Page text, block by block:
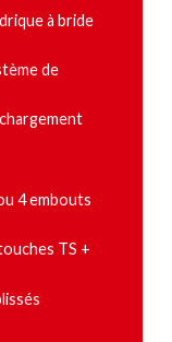
à bride
de
4 embouts
TS +